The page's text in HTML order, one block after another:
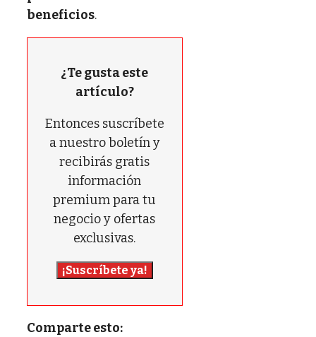
beneficios.
¿Te gusta este
artículo?
Entonces suscríbete
a nuestro boletín y
recibirás gratis
información
premium para tu
negocio y ofertas
exclusivas.
¡Suscríbete ya!
Comparte esto: